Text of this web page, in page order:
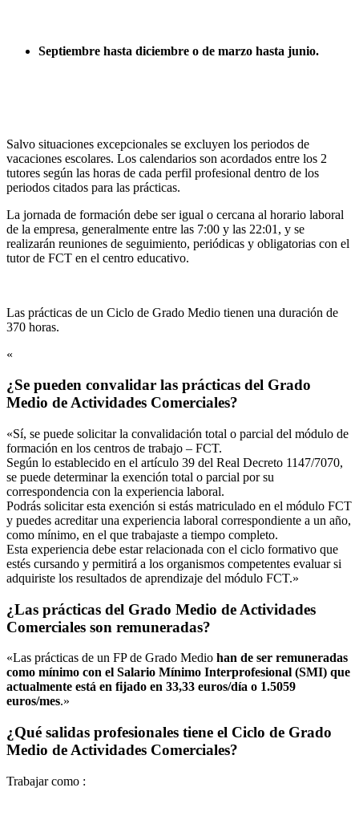
Septiembre hasta diciembre o de marzo hasta junio.
Salvo situaciones excepcionales se excluyen los periodos de
vacaciones escolares. Los calendarios son acordados entre los 2
tutores según las horas de cada perfil profesional dentro de los
periodos citados para las prácticas.
La jornada de formación debe ser igual o cercana al horario laboral
de la empresa, generalmente entre las 7:00 y las 22:01, y se
realizarán reuniones de seguimiento, periódicas y obligatorias con el
tutor de FCT en el centro educativo.
Las prácticas de un Ciclo de Grado Medio tienen una duración de
370 horas.
«
¿Se pueden convalidar las prácticas del Grado
Medio de Actividades Comerciales?
«Sí, se puede solicitar la convalidación total o parcial del módulo de
formación en los centros de trabajo – FCT.
Según lo establecido en el artículo 39 del Real Decreto 1147/7070,
se puede determinar la exención total o parcial por su
correspondencia con la experiencia laboral.
Podrás solicitar esta exención si estás matriculado en el módulo FCT
y puedes acreditar una experiencia laboral correspondiente a un año,
como mínimo, en el que trabajaste a tiempo completo.
Esta experiencia debe estar relacionada con el ciclo formativo que
estés cursando y permitirá a los organismos competentes evaluar si
adquiriste los resultados de aprendizaje del módulo FCT.»
¿Las prácticas del Grado Medio de Actividades
Comerciales son remuneradas?
«Las prácticas de un FP de Grado Medio han de ser remuneradas
como mínimo con el Salario Mínimo Interprofesional (SMI) que
actualmente está en fijado en 33,33 euros/día o 1.5059
euros/mes.»
¿Qué salidas profesionales tiene el Ciclo de Grado
Medio de Actividades Comerciales?
Trabajar como :